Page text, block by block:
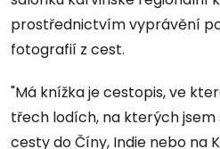
prostřednictvím vyprávění
fotografií z cest.
"Má knížka je cestopis, ve
třech lodích, na kterých jsem
cesty do Číny, Indie nebo na